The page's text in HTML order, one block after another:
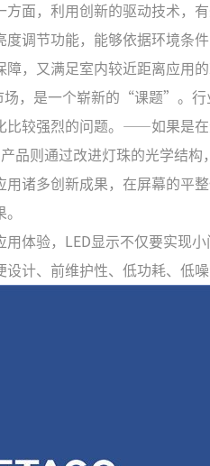
方面，利用创新的驱动技术，
度调节功能，能够依据环境条
障，又满足室内较近距离应用的
场，是一个崭新的“课题”。
较强烈的问题。——如果是在
品则通过改进灯珠的光学结
用诸多创新成果，在屏幕的平
用体验，LED显示不仅要实现
设计、前维护性、低功耗、低